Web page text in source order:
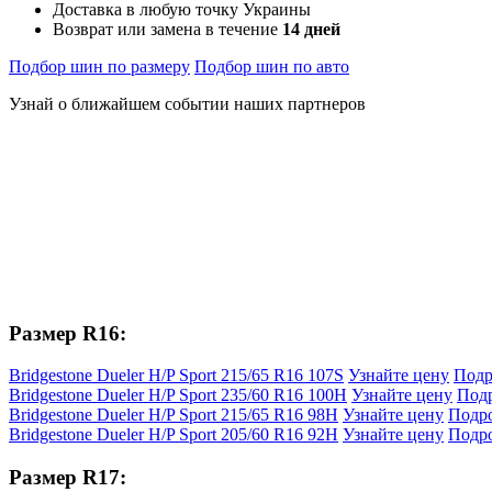
Доставка в любую точку Украины
Возврат или замена в течение 14 дней
Подбор шин по размеру Подбор шин по авто
Узнай о ближайшем событии наших партнеров
Размер R16:
Bridgestone Dueler H/P Sport 215/65 R16 107S Узнайте цену
Bridgestone Dueler H/P Sport 235/60 R16 100H Узнайте цену
Bridgestone Dueler H/P Sport 215/65 R16 98H Узнайте цену
Bridgestone Dueler H/P Sport 205/60 R16 92H Узнайте цену
Размер R17: